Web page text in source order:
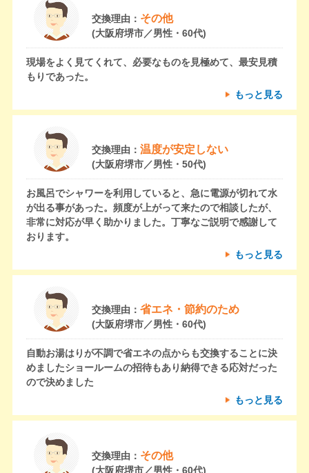
交換理由： その他
(大阪府堺市／男性・60代)
現場をよく見てくれて、必要なものを見極めて、最安見積
もりであった。
もっと見る
交換理由： 温度が安定しない
(大阪府堺市／男性・50代)
お風呂でシャワーを利用していると、急に電源が切れて水
が出る事があった。頻度が上がって来たので相談したが、
非常に対応が早く助かりました。丁寧なご説明で感謝して
おります。
もっと見る
交換理由： 省エネ・節約のため
(大阪府堺市／男性・60代)
自動お湯はりが不調で省エネの点からも交換することに決
めましたショールームの招待もあり納得できる応対だった
ので決めました
もっと見る
交換理由： その他
(大阪府堺市／男性・60代)